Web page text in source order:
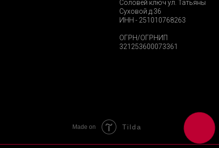
Соловей ключ ул. Татьяны
Суховой д.36
ИНН - 251010768263
ОГРН/ОГРНИП
321253600073361
Made on Tilda